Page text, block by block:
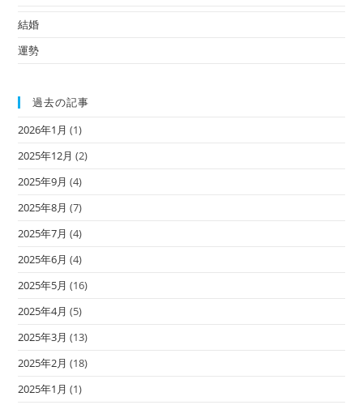
結婚
運勢
過去の記事
2026年1月 (1)
2025年12月 (2)
2025年9月 (4)
2025年8月 (7)
2025年7月 (4)
2025年6月 (4)
2025年5月 (16)
2025年4月 (5)
2025年3月 (13)
2025年2月 (18)
2025年1月 (1)